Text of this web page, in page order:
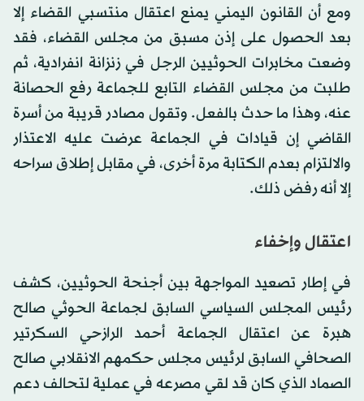
ومع أن القانون اليمني يمنع اعتقال منتسبي القضاء إلا
بعد الحصول على إذن مسبق من مجلس القضاء، فقد
وضعت مخابرات الحوثيين الرجل في زنزانة انفرادية، ثم
طلبت من مجلس القضاء التابع للجماعة رفع الحصانة
عنه، وهذا ما حدث بالفعل. وتقول مصادر قريبة من أسرة
القاضي إن قيادات في الجماعة عرضت عليه الاعتذار
والالتزام بعدم الكتابة مرة أخرى، في مقابل إطلاق سراحه
إلا أنه رفض ذلك.
اعتقال وإخفاء
في إطار تصعيد المواجهة بين أجنحة الحوثيين، كشف
رئيس المجلس السياسي السابق لجماعة الحوثي صالح
هبرة عن اعتقال الجماعة أحمد الرازحي السكرتير
الصحافي السابق لرئيس مجلس حكمهم الانقلابي صالح
الصماد الذي كان قد لقي مصرعه في عملية لتحالف دعم